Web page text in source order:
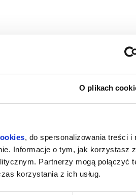
O plikach
, do spersonalizowania treści i
Informacje o tym, jak korzystasz
Partnerzy mogą połączyć
korzystania z ich usług.
PSI PATROL I DINOZAURY